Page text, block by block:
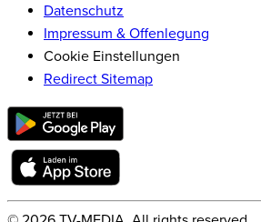
Datenschutz
Impressum & Offenlegung
Cookie Einstellungen
Redirect Sitemap